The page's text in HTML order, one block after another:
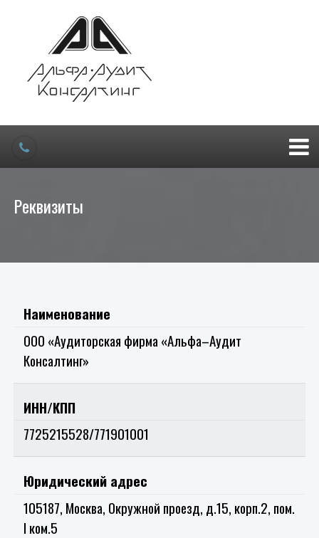
Реквизиты
Наименование
ООО «Аудиторская фирма «Альфа–Аудит
Консалтинг»
ИНН/КПП
7725215528/771901001
Юридический адрес
105187, Москва, Окружной проезд, д.15, корп.2, пом.
I ком.5